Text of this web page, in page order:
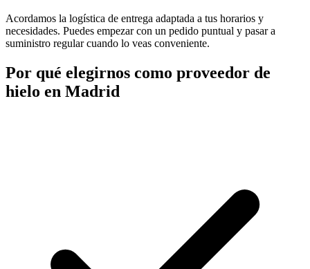
Acordamos la logística de entrega adaptada a tus horarios y
necesidades. Puedes empezar con un pedido puntual y pasar a
suministro regular cuando lo veas conveniente.
Por qué elegirnos como proveedor de
hielo en Madrid